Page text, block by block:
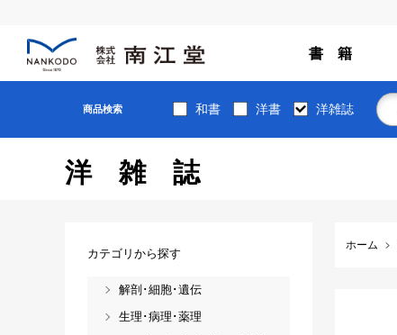
書 籍
商品検索 和書 洋書 洋雑誌
洋雑誌
ホーム
カテゴリから探す
解剖･細胞･遺伝
生理･病理･薬理